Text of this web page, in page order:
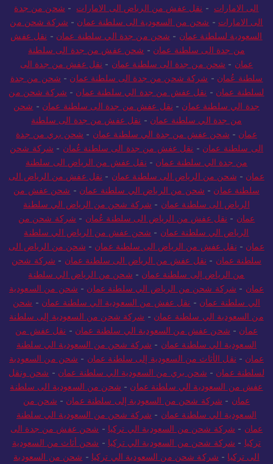
الى الامارات - نقل عفش من الرياض الى الامارات - شحن من جدة
الى الامارات - شحن من السعودية الى سلطنة عمان - شركة شحن من
السعودية لسلطنة عمان - شحن من جدة الي سلطنة عمان - نقل عفش
من جدة الى سلطنة عمان - شحن عفش من جدة الى سلطنة
عمان - شحن من جدة الى سلطنة عمان - نقل عفش من جدة الى
سلطنة عُمان - شركة شحن من جدة الى سلطنة عمان - شحن من جدة
لسلطنة عمان - نقل عفش من جدة الي سلطنة عمان - شركة شحن من
جدة الي سلطنة عمان - نقل عفش من جدة الى سلطنة عمان - شحن
من جدة الي سلطنة عمان - نقل عفش من جدة الى سلطنة
عمان - شحن عفش من جدة الي سلطنة عمان - شحن بري من جدة
الى سلطنة عمان - نقل عفش من جدة الى سلطنة عُمان - شركة شحن
من جدة الي سلطنة عمان - نقل عفش من الرياض الى سلطنة
عمان - شحن من الرياض الى سلطنة عمان - نقل عفش من الرياض الى
سلطنة عمان - شحن من الرياض الي سلطنة عمان - شحن عفش من
الرياض الى سلطنة عمان - شركة شحن من الرياض الي سلطنة
عمان - نقل عفش من الرياض الى سلطنة عُمان - شركة شحن من
الرياض الي سلطنة عمان - شحن عفش من الرياض الي سلطنة
عمان - نقل عفش من الرياض الى سلطنة عمان - شحن من الرياض الى
سلطنة عمان - نقل عفش من الرياض الى سلطنة عمان - شركة شحن
من الرياض إلى سلطنة عمان - شحن من الرياض الي سلطنة
عمان - شركة شحن من الرياض الي سلطنة عمان - شحن من السعودية
الي سلطنة عمان - نقل عفش من السعودية الي سلطنة عمان - شحن
من السعودية الي سلطنة عمان - شركة شحن من السعودية إلى سلطنة
عمان - شحن عفش من السعودية الي سلطنة عمان - نقل عفش من
السعودية الي سلطنة عمان - شركة شحن من السعودية الي سلطنة
عمان - نقل الأثاث من السعودية إلى سلطنة عمان - شحن من السعودية
لسلطنة عمان - شحن بري من السعودية الي سلطنة عمان - شحن ونقل
عفش من السعودية الي سلطنة عمان - شحن من السعودية الى سلطنة
عمان - شركة شحن من السعودية إلى سلطنة عمان - شحن من
السعودية الي سلطنة عمان - شركة شحن من السعودية الي سلطنة
عمان - شركة شحن من السعودية الي تركيا - شحن عفش من جدة الى
تركيا - شركة شحن من السعودية الي تركيا - شحن أثاث من السعودية
الى تركيا - شركة شحن من السعودية الي تركيا - شحن من السعودية